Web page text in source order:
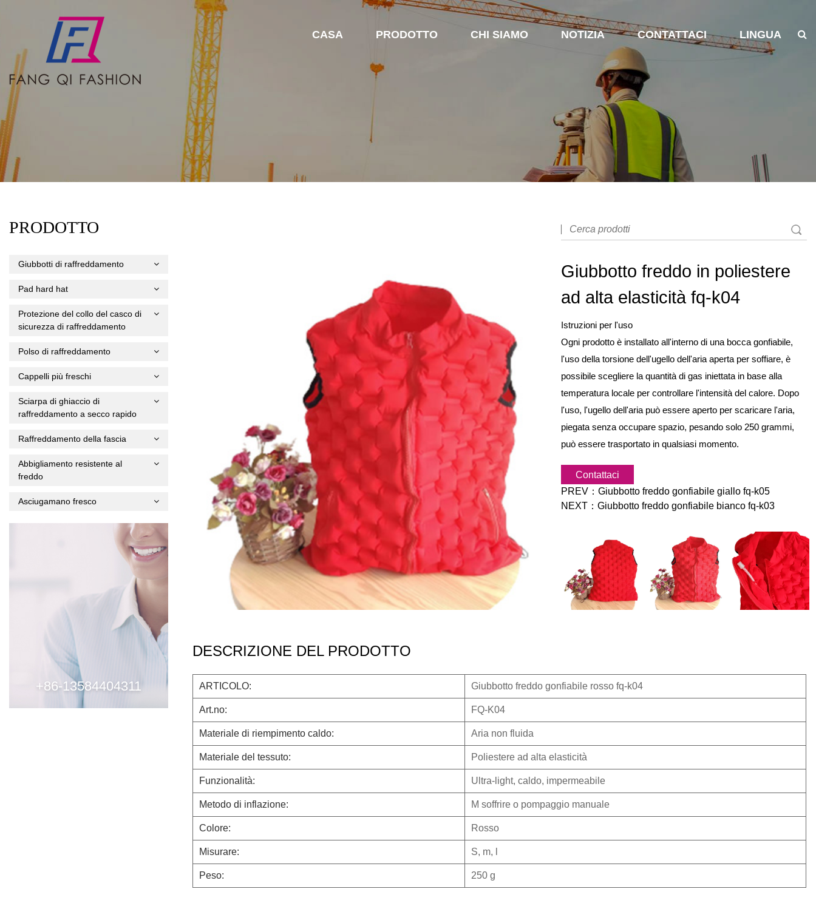
CASA PRODOTTO CHI SIAMO NOTIZIA CONTATTACI LINGUA
PRODOTTO
Giubbotti di raffreddamento
Pad hard hat
Protezione del collo del casco di
sicurezza di raffreddamento
Polso di raffreddamento
Cappelli più freschi
Sciarpa di ghiaccio di
raffreddamento a secco rapido
Raffreddamento della fascia
Abbigliamento resistente al
freddo
Asciugamano fresco
+86-13584404311
Giubbotto freddo in poliestere
ad alta elasticità fq-k04
Istruzioni per l'uso
Ogni prodotto è installato all'interno di una bocca gonfiabile,
l'uso della torsione dell'ugello dell'aria aperta per soffiare, è
possibile scegliere la quantità di gas iniettata in base alla
temperatura locale per controllare l'intensità del calore. Dopo
l'uso, l'ugello dell'aria può essere aperto per scaricare l'aria,
piegata senza occupare spazio, pesando solo 250 grammi,
può essere trasportato in qualsiasi momento.
Contattaci
PREV：Giubbotto freddo gonfiabile giallo fq-k05
NEXT：Giubbotto freddo gonfiabile bianco fq-k03
DESCRIZIONE DEL PRODOTTO
ARTICOLO: Giubbotto freddo gonfiabile rosso fq-k04
Art.no: FQ-K04
Materiale di riempimento caldo: Aria non fluida
Materiale del tessuto: Poliestere ad alta elasticità
Funzionalità: Ultra-light, caldo, impermeabile
Metodo di inflazione: Msoffrire o pompaggio manuale
Colore: Rosso
Misurare: S, m, l
Peso: 250 g